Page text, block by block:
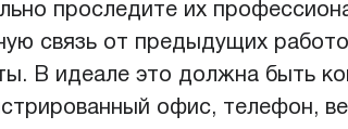
проследите их
связь от предыдущих
В идеале это должна быть
офис, телефон,